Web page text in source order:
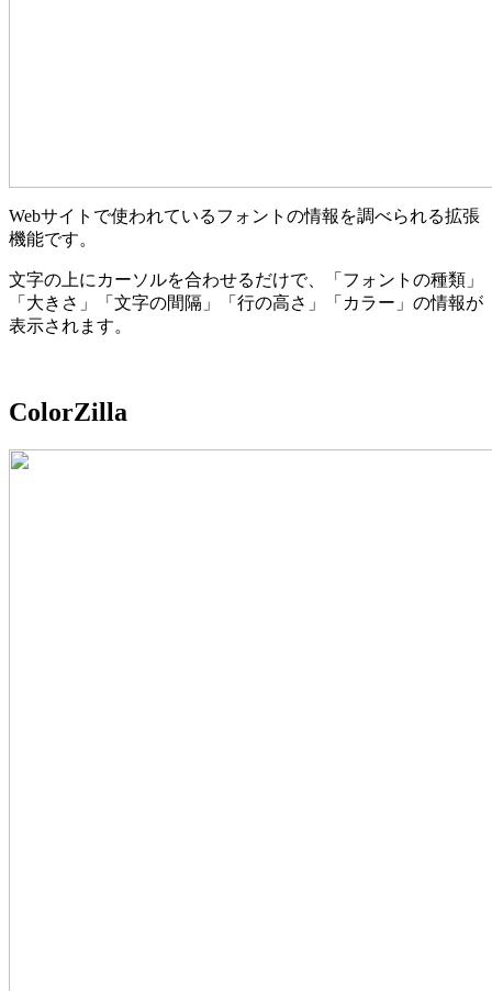
Webサイトで使われているフォントの情報を調べられる拡張
機能です。
文字の上にカーソルを合わせるだけで、「フォントの種類」
「大きさ」「文字の間隔」「行の高さ」「カラー」の情報が
表示されます。
ColorZilla